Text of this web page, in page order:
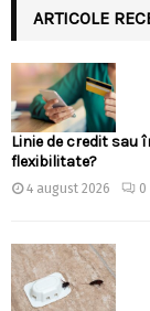
ARTICOLE
Linie de credit sau
flexibilitate?
4 august 2026 0